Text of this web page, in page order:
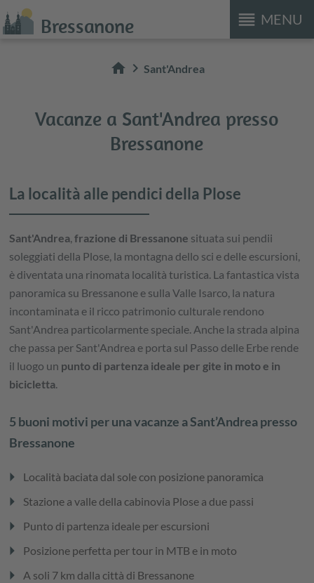
reorder MENU
Bressanone
home chevron_right Sant'Andrea
Vacanze a Sant'Andrea presso
Bressanone
La località alle pendici della Plose
Sant'Andrea ,frazione di Bressanone situata sui pendii
soleggiati della Plose, la montagna dello sci e delle escursioni,
è diventata una rinomata località turistica. La fantastica vista
panoramica su Bressanone e sulla Valle Isarco, la natura
incontaminata e il ricco patrimonio culturale rendono
Sant'Andrea particolarmente speciale. Anche la strada alpina
che passa per Sant'Andrea e porta sul Passo delle Erbe rende
il luogo un punto di partenza ideale per gite in moto e in
bicicletta
5 buoni motivi per una vacanze a Sant’Andrea presso
Bressanone
arrow_right Località baciata dal sole con posizione panoramica
arrow_right Stazione a valle della cabinovia Plose a due passi
arrow_right Punto di partenza ideale per escursioni
arrow_right Posizione perfetta per tour in MTB e in moto
arrow_right A soli 7 km dalla città di Bressanone